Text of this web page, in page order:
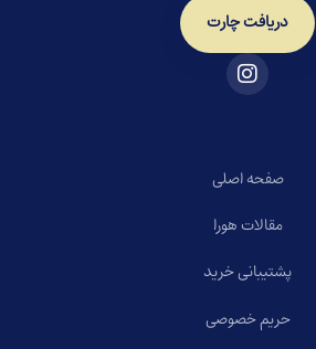
دریافت چارت
صفحه اصلی
مقالات هورا
پشتیبانی خرید
حریم خصوصی